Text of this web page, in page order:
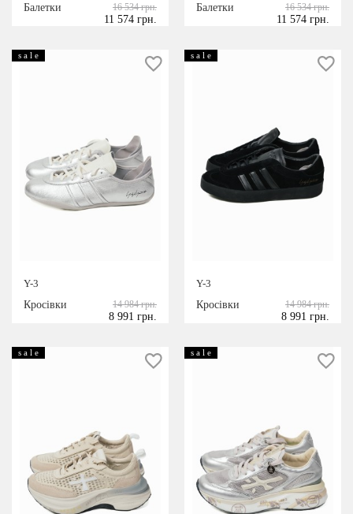
Балетки
16 534 грн.
11 574 грн.
Балетки
16 534 грн.
11 574 грн.
s a l e
Y-3
Кросівки
14 984 грн.
8 991 грн.
s a l e
Y-3
Кросівки
14 984 грн.
8 991 грн.
s a l e s a l e